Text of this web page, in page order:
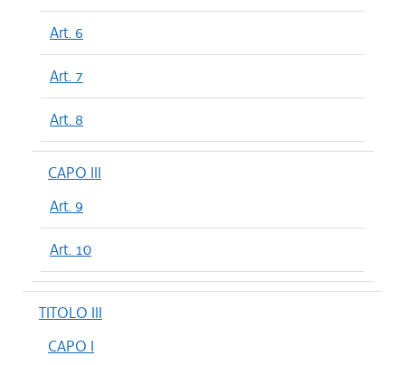
Art. 6
Art. 7
Art. 8
CAPO III
Art. 9
Art. 10
TITOLO III
CAPO I